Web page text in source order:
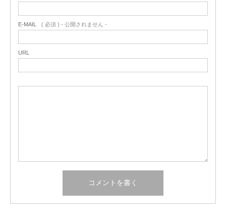
E-MAIL ( 必須 ) - 公開されません -
URL